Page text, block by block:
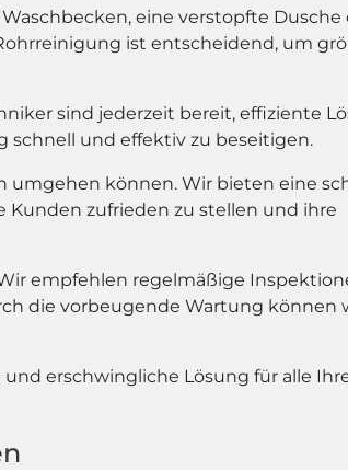
eine verstopfte Dusche
ist entscheidend, um
sind jederzeit bereit, effiziente
schnell und effektiv zu beseitigen.
umgehen können. Wir bieten eine
Kunden zufrieden zu stellen und ihre
empfehlen regelmäßige
die vorbeugende Wartung können
erschwingliche Lösung für alle